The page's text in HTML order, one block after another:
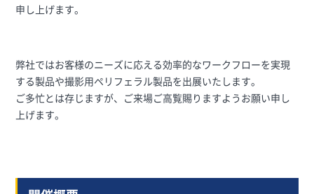
申し上げます。
弊社ではお客様のニーズに応える効率的なワークフローを実現
する製品や撮影用ペリフェラル製品を出展いたします。
ご多忙とは存じますが、ご来場ご高覧賜りますようお願い申し
上げます。